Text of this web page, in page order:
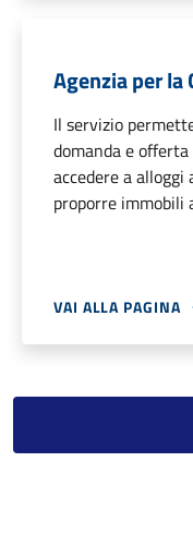
Agenzia per la
Il servizio
domanda e
accedere a
proporre immobili
VAI ALLA PAGINA